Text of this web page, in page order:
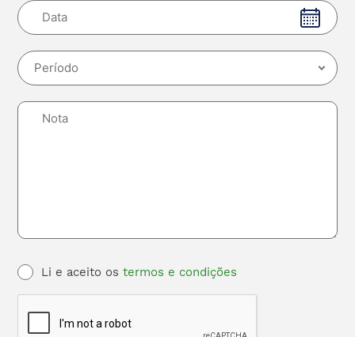
Li e aceito ostermos e condições